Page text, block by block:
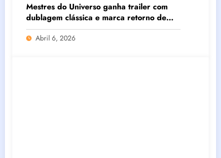
Mestres do Universo ganha trailer com
dublagem clássica e marca retorno de
Garcia Júnior como He-Man
Abril 6, 2026